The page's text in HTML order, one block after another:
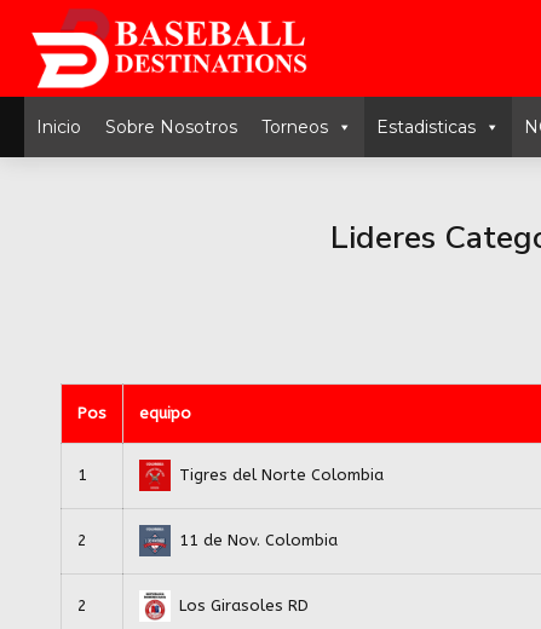
Inicio Sobre Nosotros Torneos Estadisticas
Lideres
Pos equipo
1 Tigres del Norte Colombia
2 11 de Nov. Colombia
2 Los Girasoles RD